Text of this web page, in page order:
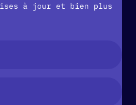
à jour et bien plus